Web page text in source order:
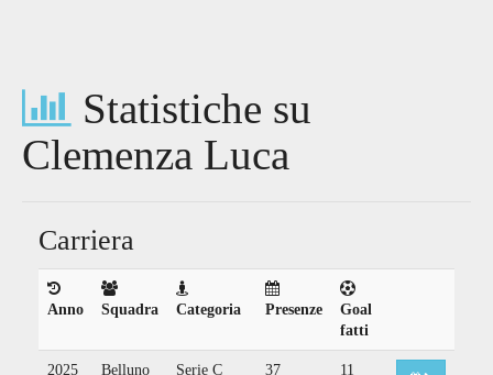
Statistiche su
Clemenza Luca
Carriera
Anno Squadra Categoria Presenze
Goal
fatti
2025 Belluno Serie C 37 11